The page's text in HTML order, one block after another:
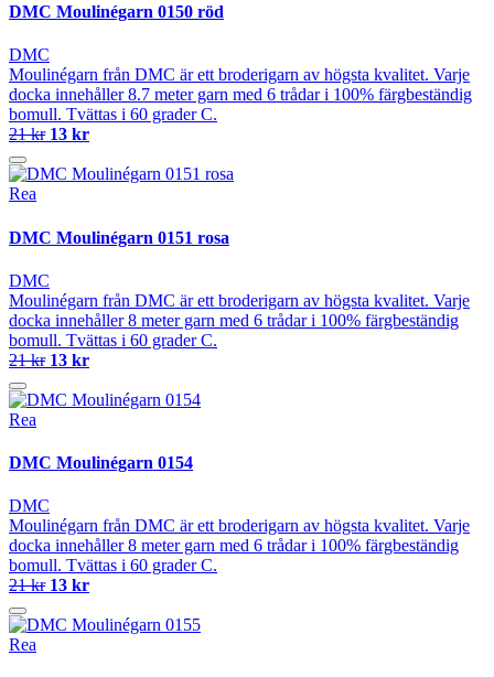
DMC Moulinégarn 0150 röd
DMC
Moulinégarn från DMC är ett broderigarn av högsta kvalitet. Varje
docka innehåller 8.7 meter garn med 6 trådar i 100% färgbeständig
bomull. Tvättas i 60 grader C.
21 kr 13 kr
Rea
DMC Moulinégarn 0151 rosa
DMC
Moulinégarn från DMC är ett broderigarn av högsta kvalitet. Varje
docka innehåller 8 meter garn med 6 trådar i 100% färgbeständig
bomull. Tvättas i 60 grader C.
21 kr 13 kr
Rea
DMC Moulinégarn 0154
DMC
Moulinégarn från DMC är ett broderigarn av högsta kvalitet. Varje
docka innehåller 8 meter garn med 6 trådar i 100% färgbeständig
bomull. Tvättas i 60 grader C.
21 kr 13 kr
Rea